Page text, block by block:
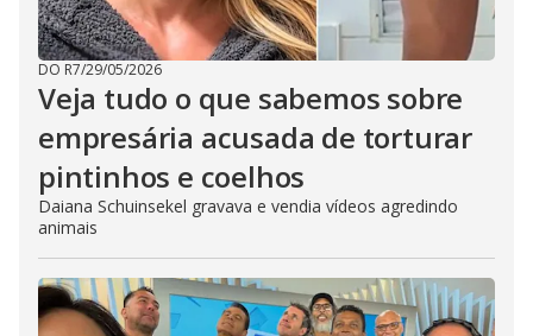
DO R7/29/05/2026
Veja tudo o que sabemos sobre
empresária acusada de torturar
pintinhos e coelhos
Daiana Schuinsekel gravava e vendia vídeos agredindo
animais